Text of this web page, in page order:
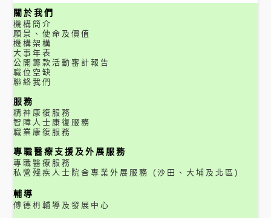
關於我們
機構簡介
願景、使命及價值
機構架構
大事年表
公開籌款活動審計報告
職位空缺
聯絡我們
服務
精神康復服務
智障人士康復服務
職業康復服務
專職醫療支援及外展服務
專職醫療服務
私營殘疾人士院舍專業外展服務 (沙田、大埔及北區)
輔導
傅德枬輔導及發展中心